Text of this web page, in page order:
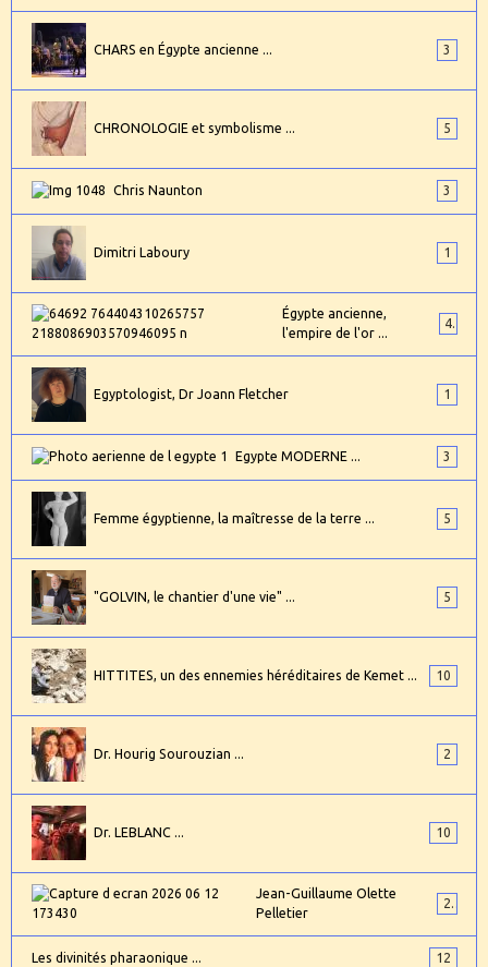
CHARS en Égypte ancienne ... 3
CHRONOLOGIE et symbolisme ... 5
Chris Naunton 3
Dimitri Laboury 1
Égypte ancienne,
l'empire de l'or ...
4
Egyptologist, Dr Joann Fletcher 1
Egypte MODERNE ... 3
Femme égyptienne, la maîtresse de la terre ... 5
"GOLVIN, le chantier d'une vie" ... 5
HITTITES, un des ennemies héréditaires de Kemet ... 10
Dr. Hourig Sourouzian ... 2
Dr. LEBLANC ... 10
Jean-Guillaume Olette
Pelletier
2
Les divinités pharaonique ... 12